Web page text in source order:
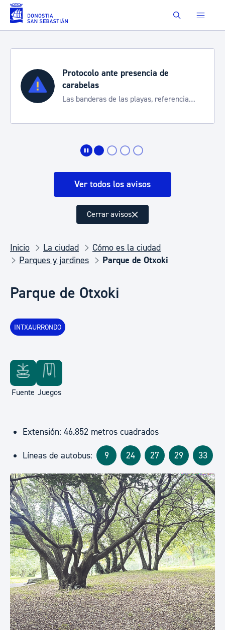
Saltar al contenido principal Buscar
Protocolo ante presencia de
carabelas
Las banderas de las playas, referencia
Ver todos los avisos
Cerrar avisos
Inicio La ciudad
Cómo es la ciudad
Parques y jardines
Parque de Otxoki
Parque de Otxoki
INTXAURRONDO
Fuente Juegos
Extensión: 46.852 metros cuadrados
Líneas de autobus: 9 24 27 29 33